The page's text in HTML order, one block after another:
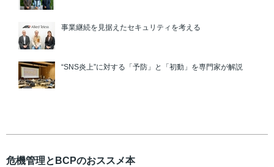
事業継続を見据えたセキュリティを考える
“SNS炎上”に対する「予防」と「初動」を専門家が解説
危機管理とBCPのおススメ本